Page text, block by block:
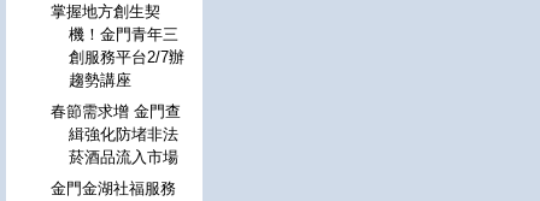
掌握地方創生契
機！金門青年三
創服務平台2/7辦
趨勢講座
春節需求增 金門查
緝強化防堵非法
菸酒品流入市場
金門金湖社福服務